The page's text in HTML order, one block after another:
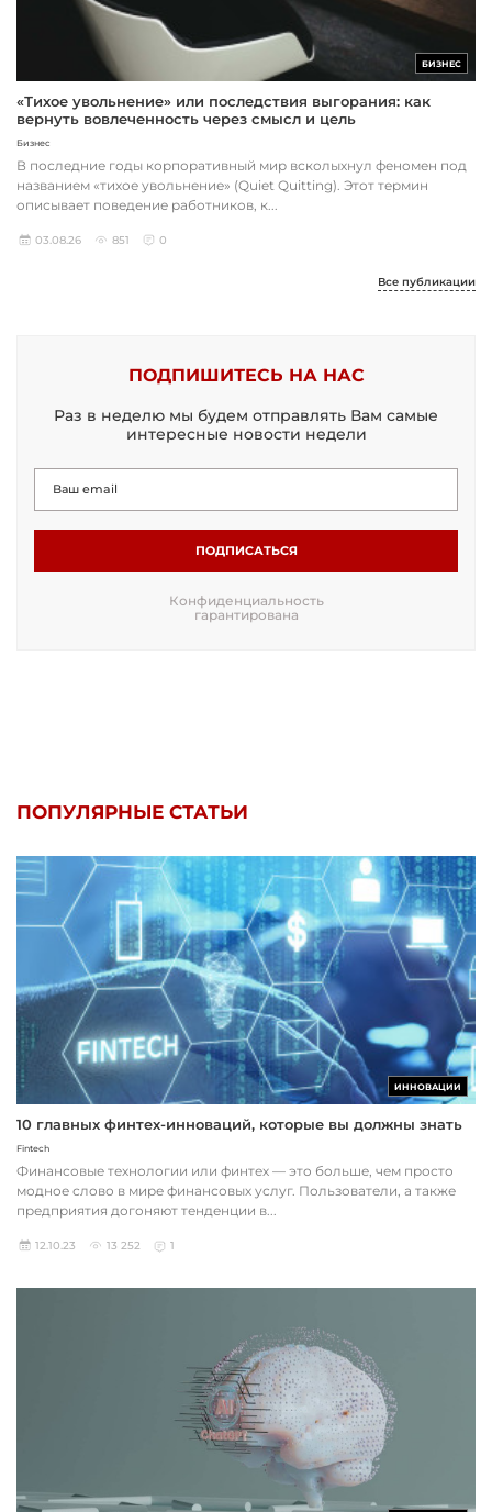
БИЗНЕС
«Тихое увольнение» или последствия выгорания: как
вернуть вовлеченность через смысл и цель
Бизнес
В последние годы корпоративный мир всколыхнул феномен под
названием «тихое увольнение» (Quiet Quitting). Этот термин
описывает поведение работников, к...
03.08.26 851 0
Все публикации
ПОДПИШИТЕСЬ НА НАС
Раз в неделю мы будем отправлять Вам самые
интересные новости недели
ПОДПИСАТЬСЯ
Конфиденциальность
гарантирована
ПОПУЛЯРНЫЕ СТАТЬИ
ИННОВАЦИИ
10 главных финтех-инноваций, которые вы должны знать
Fintech
Финансовые технологии или финтех — это больше, чем просто
модное слово в мире финансовых услуг. Пользователи, а также
предприятия догоняют тенденции в...
12.10.23 13 252 1